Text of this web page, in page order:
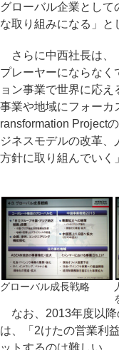
グローバル企業として
な取り組みになる」と
さらに中西社長は、
プレーヤーにならなく
ョン事業で世界に応
事業や地域にフォーカ
ransformation Project
ジネスモデルの改革
方針に取り組んでいく
グローバル成長戦略
なお、2013年度以降
は、「2けたの営業利
ットするのは難しい。